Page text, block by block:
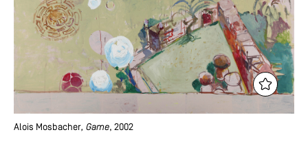
Alois Mosbacher, Game, 2002